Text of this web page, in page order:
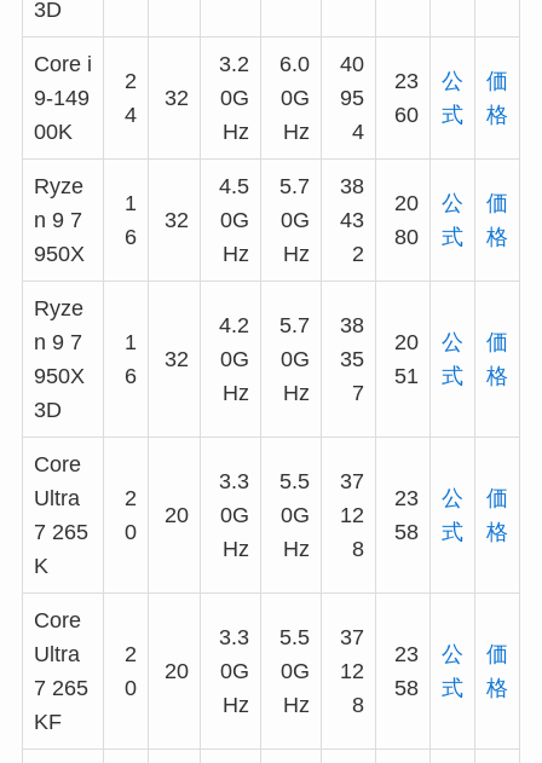
3D
Core i
9-149
00K
2
4
32
3.2
0G
Hz
6.0
0G
Hz
40
95
4
23
60
公
式
価
格
Ryze
n 9 7
950X
1
6
32
4.5
0G
Hz
5.7
0G
Hz
38
43
2
20
80
公
式
価
格
Ryze
n 9 7
950X
3D
1
6
32
4.2
0G
Hz
5.7
0G
Hz
38
35
7
20
51
公
式
価
格
Core
Ultra
7 265
K
2
0
20
3.3
0G
Hz
5.5
0G
Hz
37
12
8
23
58
公
式
価
格
Core
Ultra
7 265
KF
2
0
20
3.3
0G
Hz
5.5
0G
Hz
37
12
8
23
58
公
式
価
格